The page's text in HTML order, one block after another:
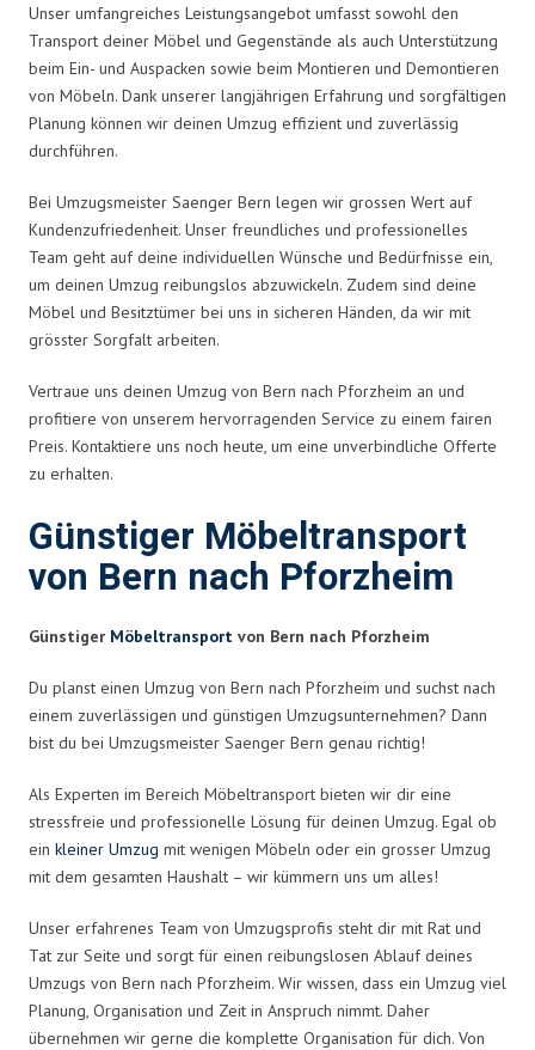
Unser umfangreiches Leistungsangebot umfasst sowohl den
Transport deiner Möbel und Gegenstände als auch Unterstützung
beim Ein- und Auspacken sowie beim Montieren und Demontieren
von Möbeln. Dank unserer langjährigen Erfahrung und sorgfältigen
Planung können wir deinen Umzug effizient und zuverlässig
durchführen.
Bei Umzugsmeister Saenger Bern legen wir grossen Wert auf
Kundenzufriedenheit. Unser freundliches und professionelles
Team geht auf deine individuellen Wünsche und Bedürfnisse ein,
um deinen Umzug reibungslos abzuwickeln. Zudem sind deine
Möbel und Besitztümer bei uns in sicheren Händen, da wir mit
grösster Sorgfalt arbeiten.
Vertraue uns deinen Umzug von Bern nach Pforzheim an und
profitiere von unserem hervorragenden Service zu einem fairen
Preis. Kontaktiere uns noch heute, um eine unverbindliche Offerte
zu erhalten.
Günstiger Möbeltransport
von Bern nach Pforzheim
Günstiger Möbeltransport von Bern nach Pforzheim
Du planst einen Umzug von Bern nach Pforzheim und suchst nach
einem zuverlässigen und günstigen Umzugsunternehmen? Dann
bist du bei Umzugsmeister Saenger Bern genau richtig!
Als Experten im Bereich Möbeltransport bieten wir dir eine
stressfreie und professionelle Lösung für deinen Umzug. Egal ob
ein kleiner Umzug mit wenigen Möbeln oder ein grosser Umzug
mit dem gesamten Haushalt – wir kümmern uns um alles!
Unser erfahrenes Team von Umzugsprofis steht dir mit Rat und
Tat zur Seite und sorgt für einen reibungslosen Ablauf deines
Umzugs von Bern nach Pforzheim. Wir wissen, dass ein Umzug viel
Planung, Organisation und Zeit in Anspruch nimmt. Daher
übernehmen wir gerne die komplette Organisation für dich. Von